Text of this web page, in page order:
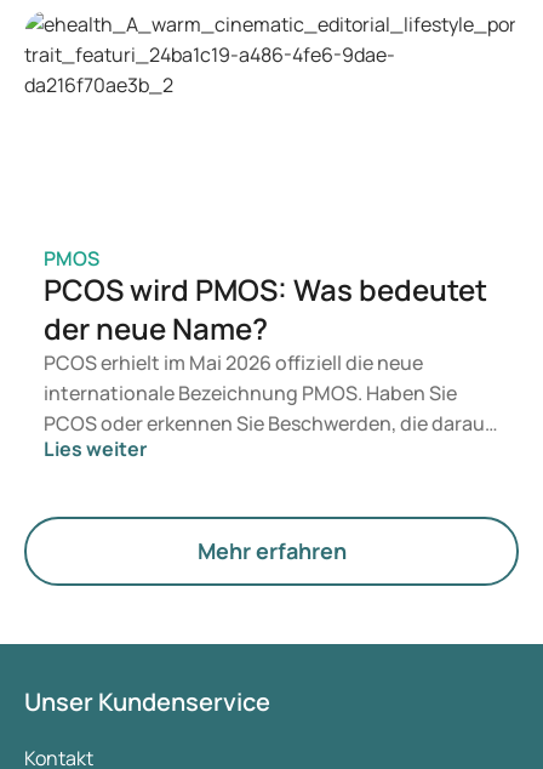
Sie geeignet ist, entscheidet ein Arzt auf
Grundlage Ihrer Gesundheit, Ihres BMI und Ihres
Medikamentenkonsums.
PMOS
PCOS wird PMOS: Was bedeutet
der neue Name?
PCOS erhielt im Mai 2026 offiziell die neue
internationale Bezeichnung PMOS. Haben Sie
PCOS oder erkennen Sie Beschwerden, die darauf
hindeuten könnten? Medizinisch ändert sich
mehr Gewicht auf Hormone, den Stoffwechsel und
die Funktion der Eierstöcke.
Lies weiter
Mehr erfahren
Unser Kundenservice
Kontakt